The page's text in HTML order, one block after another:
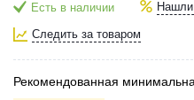
Есть в наличии
Следить за товаром
Рекомендованная